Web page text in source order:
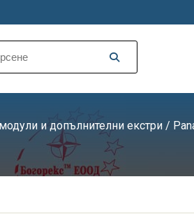
и допълнителни екстри /